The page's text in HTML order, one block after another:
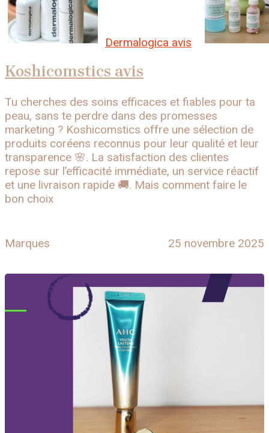
Dermalogica avis
Koshicomstics avis
Tu cherches des soins efficaces et fiables pour ta
peau, sans te perdre dans des promesses
marketing ? Koshicomstics offre une sélection de
produits coréens reconnus pour leur qualité et leur
transparence 🌸. La satisfaction des clientes
repose sur l’efficacité immédiate, un service réactif
et une livraison rapide 🚚. Mais comment faire le
bon choix
Marques 25 novembre 2025